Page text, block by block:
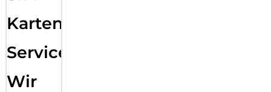
Karten
Service:
Wir